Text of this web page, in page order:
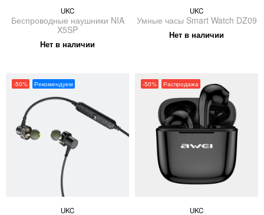
UKC
Беспроводные наушники NIA
X5SP
Нет в наличии
UKC
Умные часы Smart Watch DZ09
Нет в наличии
-50% Рекомендуем
UKC
-50% Распродажа
UKC